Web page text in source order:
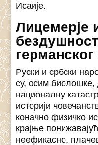
Исаије.
Лицемерје
германског
Руски и србски
су, осим биолошке,
националну
историји
коначно физичко
крајње
неефикасно,